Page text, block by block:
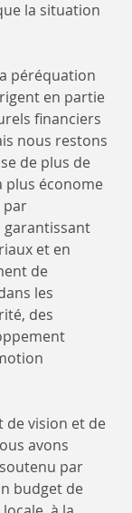
la situation
péréquation
en partie
financiers
nous restons
de plus de
plus économe
par
garantissant
et en
de
les
des
de vision et de
avons
par
budget de